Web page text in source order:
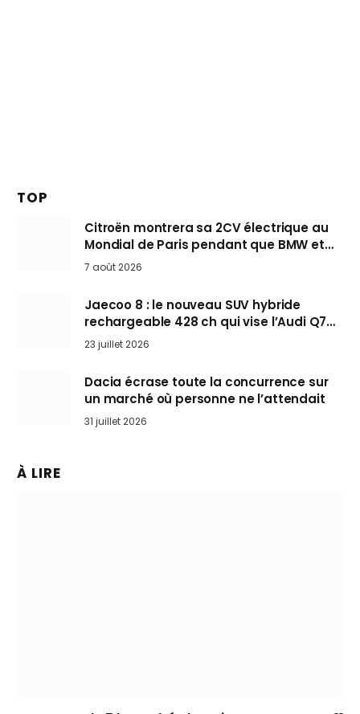
TOP
Citroën montrera sa 2CV électrique au
Mondial de Paris pendant que BMW et
Mini désertent le salon
7 août 2026
Jaecoo 8 : le nouveau SUV hybride
rechargeable 428 ch qui vise l’Audi Q7
arrive en Europe cet automne
23 juillet 2026
Dacia écrase toute la concurrence sur
un marché où personne ne l’attendait
31 juillet 2026
À LIRE